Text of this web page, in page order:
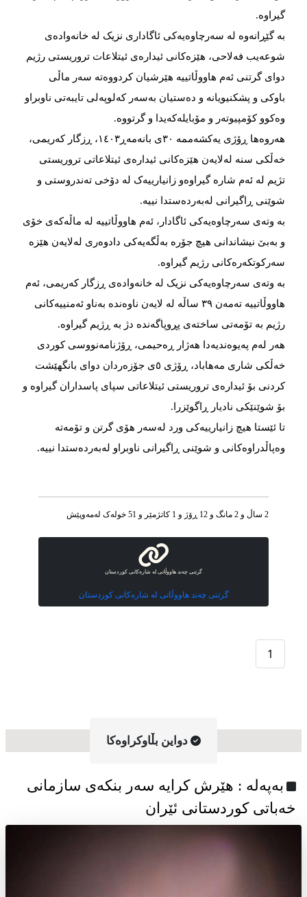
گیراوە.
بە گێڕانەوە لە سەرچاوەیەکی ئاگاداری نزیک لە خانەوادەی
شوعەیب فەلاحی، هێزەکانی ئیدارەی ئیتلاعات تروریستی رژیم
دوای گرتنی ئەم هاووڵاتییە هێرشیان کردووەتە سەر ماڵی
باوکی و پشکنیویانە و دەستیان بەسەر کەلوپەلی تایبەتی ناوبراو
وەکوو کۆمپیوتەر و مۆبایلەکەیدا و گرتووە.
هەروەها ڕۆژی یەکشەممە ٣٠ی بانەمەڕ١٤٠٣، ڕزگار کەریمی،
خەڵکی سنە لەلایەن هێزەکانی ئیدارەی ئیتلاعاتی تروریستی
تژیم لە ئەم شارە گیراوەو زانیارییەک لە دۆخی تەندروستی و
شوێنی ڕاگیرانی لەبەردەستدا نییە.
بە وتەی سەرچاوەیەکی ئاگادار، ئەم هاووڵاتییە لە ماڵەکەی خۆی
و بەبێ نیشاندانی هیچ جۆرە بەڵگەیەکی دادوەری لەلایەن هێزە
سەرکوتکەرەکانی رژیم گیراوە.
بە وتەی سەرچاوەیەکی نزیک لە خانەوادەی ڕزگار کەریمی، ئەم
هاووڵاتییە تەمەن ٣٩ ساڵە لە لایەن ناوەندە بەناو ئەمنییەکانی
رژیم بە تۆمەتی ساختەی پڕوپاگەندە دژ بە ڕژیم گیراوە.
هەر لەم پەیوەندیەدا هەژار ڕەحیمی، ڕۆژنامەنووسی کوردی
خەڵکی شاری مەهاباد، ڕۆژی ٥ی جۆزەردان دوای بانگهێشت
كردنی بۆ ئیدارەی تروریستی ئیتلاعاتی سپای پاسداران گیراوە و
بۆ شوێنێکی نادیار ڕاگوێزرا.
تا ئێستا هیچ زانیارییەکی ورد لەسەر هۆی گرتن و تۆمەتە
وەپاڵدراوەكانی و شوێنی ڕاگیرانی ناوبراو لەبەردەستدا نییە.
2 ساڵ و 2 مانگ و 12 ڕۆژ و 1 کاتژمێر و 51 خوله‌ک له‌مه‌وپێش‌
گرتنی چەند هاووڵاتی لە شارەکانی کوردستان
گرتنی چەند هاووڵاتی لە شارەکانی کوردستان
1
دواین بڵاوکراوه‌کا
به‌په‌له‌ : هێرش کرایە سەر بنکەی سازمانی
خەباتی کوردستانی ئێران